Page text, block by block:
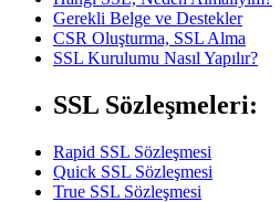
Gerekli Belge ve Destekler
CSR Oluşturma, SSL Alma
SSL Kurulumu Nasıl Yapılır?
SSL Sözleşmeleri:
Rapid SSL Sözleşmesi
Quick SSL Sözleşmesi
True SSL Sözleşmesi